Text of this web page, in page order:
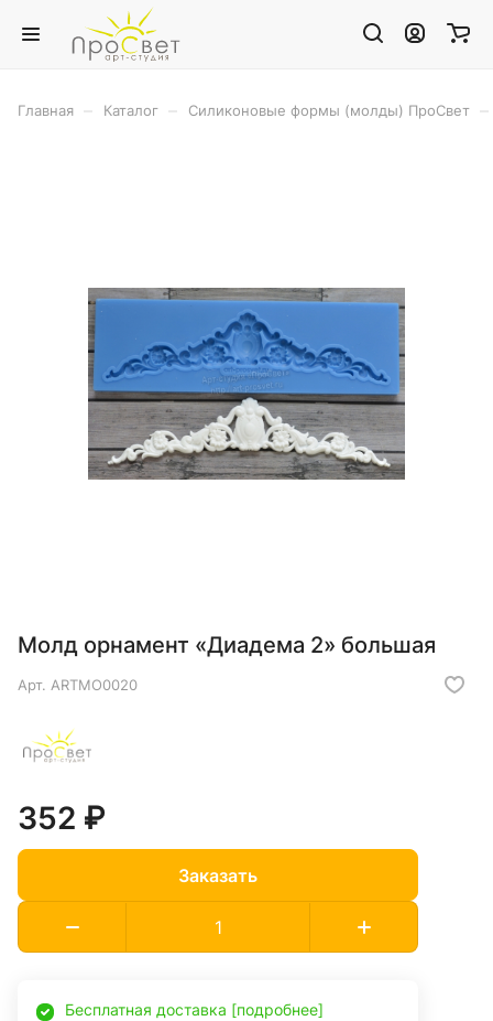
Главная Каталог Силиконовые формы (молды) ПроСвет
Молд орнамент «Диадема 2» большая
Арт. ARTMO0020
352 ₽
Заказать
Бесплатная доставка [подробнее]